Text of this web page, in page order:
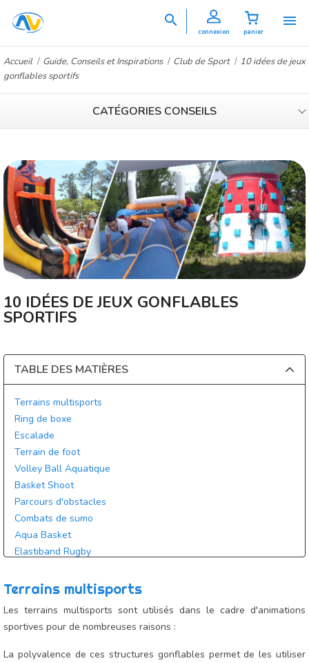

panier
connexion

Accueil Guide, Conseils et Inspirations Club de Sport
10 idées de jeux
gonflables sportifs
CATÉGORIES CONSEILS
10 IDÉES DE JEUX GONFLABLES
SPORTIFS
TABLE DES MATIÈRES
Terrains multisports
Ring de boxe
Escalade
Terrain de foot
Volley Ball Aquatique
Basket Shoot
Parcours d'obstacles
Combats de sumo
Aqua Basket
Elastiband Rugby
Terrains multisports
Les terrains multisports sont utilisés dans le cadre d'animations
sportives pour de nombreuses raisons :
La polyvalence de ces structures gonflables permet de les utiliser